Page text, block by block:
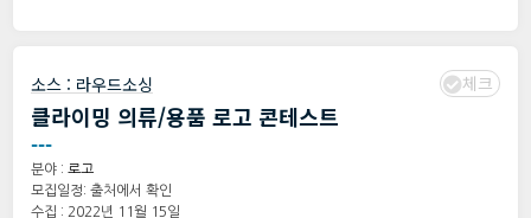
소스 : 라우드소싱 체크
클라이밍 의류/용품 로고 콘테스트
---
분야 : 로고
모집일정: 출처에서 확인
수집 : 2022년 11월 15일